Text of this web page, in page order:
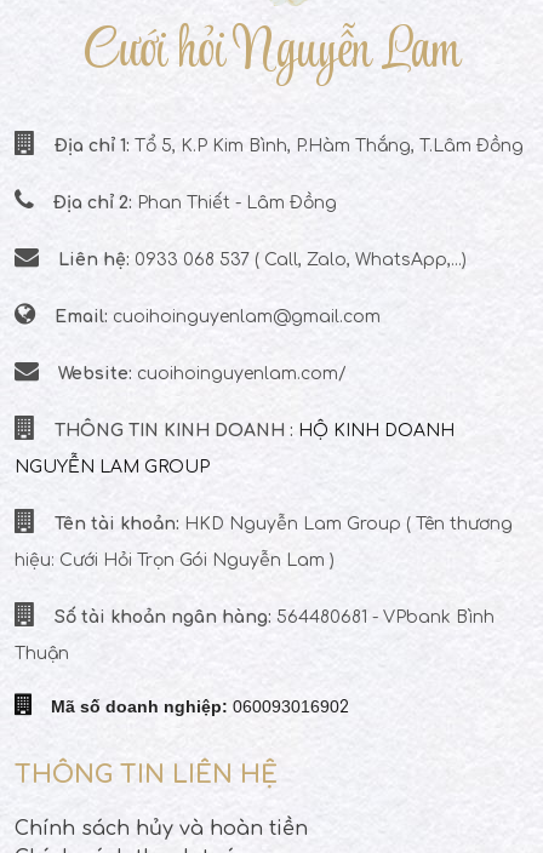
Cưới hỏi Nguyễn Lam
Địa chỉ 1: Tổ 5, K.P Kim Bình, P.Hàm Thắng, T.Lâm Đồng
Địa chỉ 2: Phan Thiết - Lâm Đồng
Liên hệ: 0933 068 537 ( Call, Zalo, WhatsApp,...)
Email: cuoihoinguyenlam@gmail.com
Website: cuoihoinguyenlam.com/
THÔNG TIN KINH DOANH : HỘ KINH DOANH
NGUYỄN LAM GROUP
Tên tài khoản: HKD Nguyễn Lam Group ( Tên thương
hiệu: Cưới Hỏi Trọn Gói Nguyễn Lam )
Số tài khoản ngân hàng: 564480681 - VPbank Bình
Thuận
Mã số doanh nghiệp: 060093016902
THÔNG TIN LIÊN HỆ
Chính sách hủy và hoàn tiền